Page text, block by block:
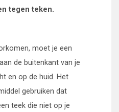
tegen teken.
moet je een
de buitenkant van je
en op de huid. Het
gebruiken dat
teek die niet op je